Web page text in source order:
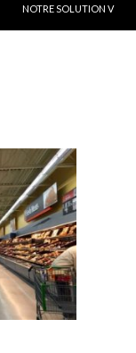
NOTRE SOLUTION V